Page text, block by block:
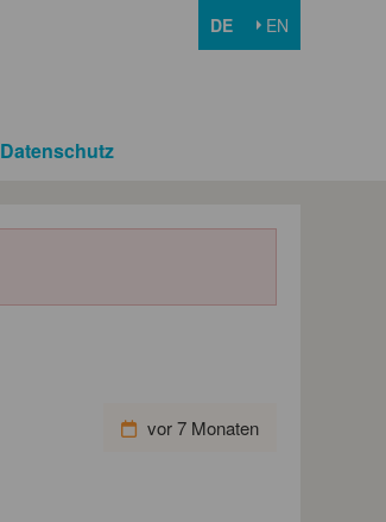
DE EN
Datenschutz
vor 7 Monaten